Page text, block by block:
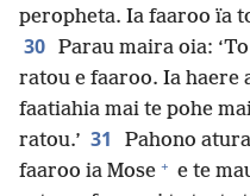
peropheta. Ia faaroo ïa
30 Parau maira oia:
ratou e faaroo. Ia haere
faatiahia mai te pohe
ratou.’ 31
Pahono
faaroo ia Mose + e te